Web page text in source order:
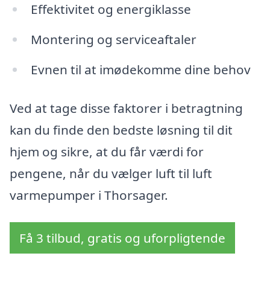
Effektivitet og energiklasse
Montering og serviceaftaler
Evnen til at imødekomme dine behov
Ved at tage disse faktorer i betragtning
kan du finde den bedste løsning til dit
hjem og sikre, at du får værdi for
pengene, når du vælger luft til luft
varmepumper i Thorsager.
Få 3 tilbud, gratis og uforpligtende